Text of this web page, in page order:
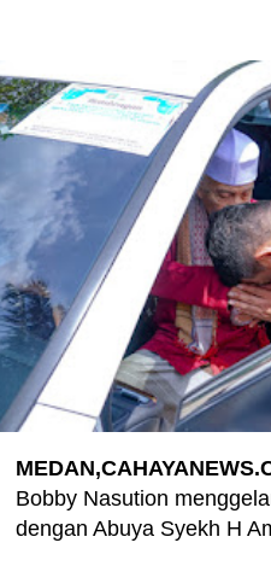
Bobby Nasution
dengan Abuya Syekh H